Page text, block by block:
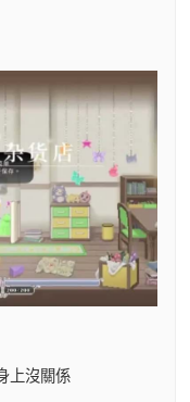
上沒關係